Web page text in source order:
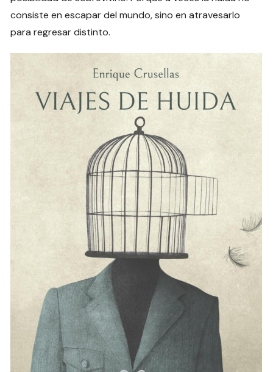
consiste en escapar del mundo, sino en atravesarlo
para regresar distinto.